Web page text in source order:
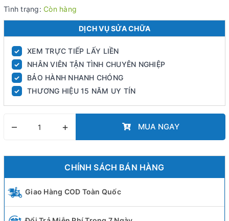
Tình trạng: Còn hàng
DỊCH VỤ SỬA CHỮA
✓ XEM TRỰC TIẾP LẤY LIỀN
✓ NHÂN VIÊN TẬN TÌNH CHUYÊN NGHIỆP
✓ BẢO HÀNH NHANH CHÓNG
✓ THƯƠNG HIỆU 15 NĂM UY TÍN
– + MUA NGAY
CHÍNH SÁCH BÁN HÀNG
Giao Hàng COD Toàn Quốc